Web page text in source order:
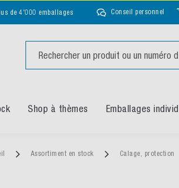
de 4'000 emballages Conseil personnel
Shop à thèmes Emballages
Assortiment en stock Calage, protection